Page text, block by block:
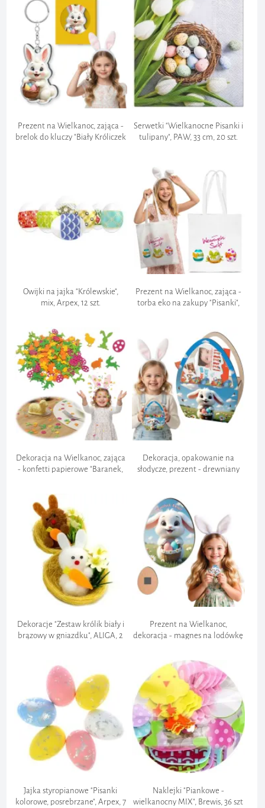
Prezent na Wielkanoc, zająca -
brelok do kluczy "Biały Króliczek
Serwetki "Wielkanocne Pisanki i
tulipany", PAW, 33 cm, 20 szt.
Owijki na jajka "Królewskie",
mix, Arpex, 12 szt.
Prezent na Wielkanoc, zająca -
torba eko na zakupy "Pisanki",
Dekoracja na Wielkanoc, zająca
- konfetti papierowe "Baranek,
Dekoracja, opakowanie na
słodycze, prezent - drewniany
Dekoracje "Zestaw królik biały i
brązowy w gniazdku", ALIGA, 2
Prezent na Wielkanoc,
dekoracja - magnes na lodówkę
12,5 cm
Jajka styropianowe "Pisanki
kolorowe, posrebrzane", Arpex, 7
Naklejki "Piankowe -
wielkanocny MIX", Brewis, 36 szt